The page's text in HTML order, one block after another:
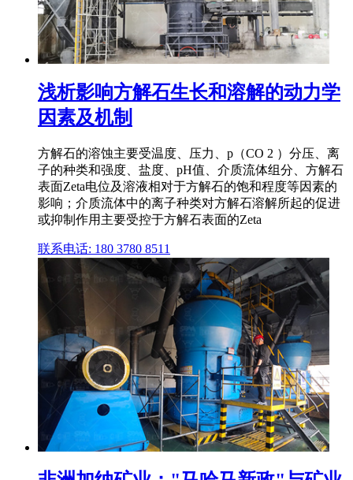
浅析影响方解石生长和溶解的动力学
因素及机制
方解石的溶蚀主要受温度、压力、p（CO 2 ）分压、离
子的种类和强度、盐度、pH值、介质流体组分、方解石
表面Zeta电位及溶液相对于方解石的饱和程度等因素的
影响；介质流体中的离子种类对方解石溶解所起的促进
或抑制作用主要受控于方解石表面的Zeta
联系电话: 180 3780 8511